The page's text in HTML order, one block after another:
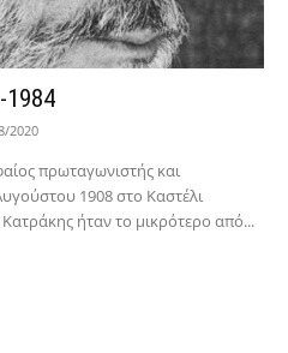
1984
2020
πρωταγωνιστής και
1908 στο Καστέλι
ήταν το μικρότερο από...